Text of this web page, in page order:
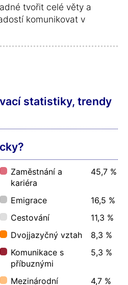
tvořit celé věty a
komunikovat v
statistiky, trendy
Zaměstnání a
kariéra
45,7 %
Emigrace
16,5 %
Cestování
11,3 %
Dvojjazyčný vztah
8,3 %
Komunikace s
příbuznými
5,3 %
Mezinárodní 4,7 %